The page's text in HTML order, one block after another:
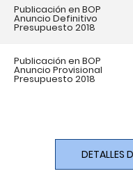
Publicación en BOP
Anuncio Definitivo
Presupuesto 2018
Publicación en BOP
Anuncio Provisional
Presupuesto 2018
DETALLES